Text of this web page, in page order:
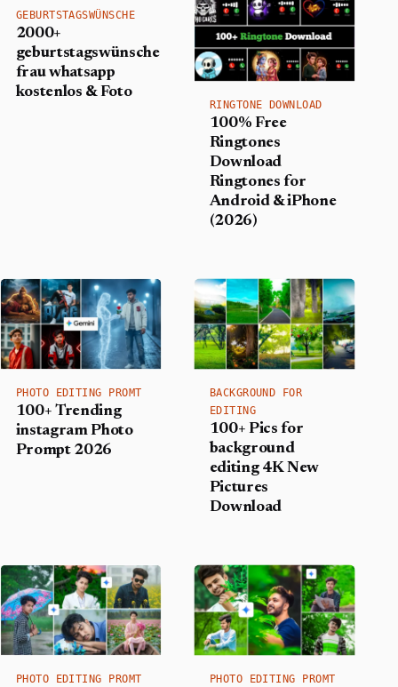
GEBURTSTAGSWÜNSCHE
2000+
geburtstagswünsche
frau whatsapp
kostenlos & Foto
RINGTONE DOWNLOAD
100% Free
Ringtones
Download
Ringtones for
Android & iPhone
(2026)
PHOTO EDITING PROMT
100+ Trending
instagram Photo
Prompt 2026
BACKGROUND FOR
EDITING
100+ Pics for
background
editing 4K New
Pictures
Download
PHOTO EDITING PROMT PHOTO EDITING PROMT